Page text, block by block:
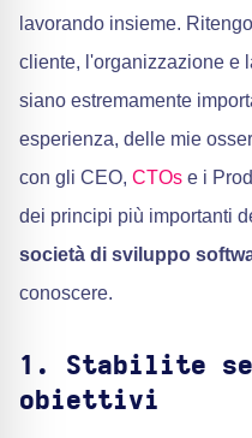
lavorando insieme.
cliente, l'organizzazione e
siano estremamente
esperienza, delle mie
con gli CEO, CTOs e i
dei principi più importanti
società di sviluppo
conoscere.
1. Stabilite
obiettivi